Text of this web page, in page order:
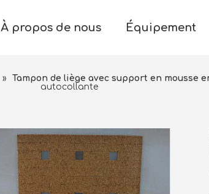
À propos de nous Équipement
» Tampon de liège avec support en mousse
autocollante